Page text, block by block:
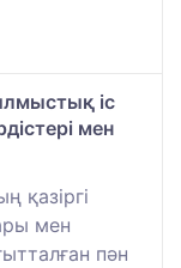
іс
мен
қазіргі
мен
пән